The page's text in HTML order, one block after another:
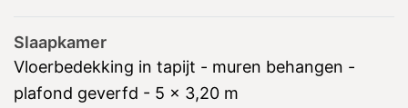
Slaapkamer
Vloerbedekking in tapijt - muren behangen -
plafond geverfd - 5 x 3,20 m